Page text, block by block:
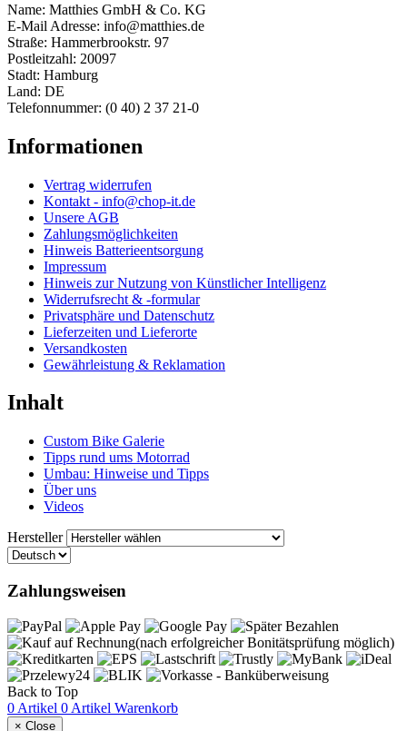
Name: Matthies GmbH & Co. KG
E-Mail Adresse: info@matthies.de
Straße: Hammerbrookstr. 97
Postleitzahl: 20097
Stadt: Hamburg
Land: DE
Telefonnummer: (0 40) 2 37 21-0
Informationen
Vertrag widerrufen
Kontakt - info@chop-it.de
Unsere AGB
Zahlungsmöglichkeiten
Hinweis Batterieentsorgung
Impressum
Hinweis zur Nutzung von Künstlicher Intelligenz
Widerrufsrecht & -formular
Privatsphäre und Datenschutz
Lieferzeiten und Lieferorte
Versandkosten
Gewährleistung & Reklamation
Inhalt
Custom Bike Galerie
Tipps rund ums Motorrad
Umbau: Hinweise und Tipps
Über uns
Videos
Hersteller
Zahlungsweisen
Back to Top
0 Artikel 0 Artikel Warenkorb
× Close